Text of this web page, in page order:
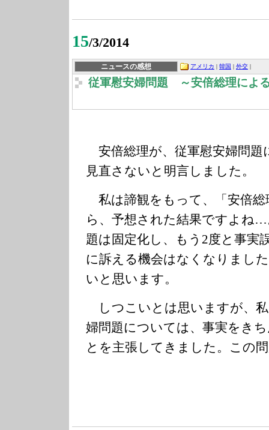
15/3/2014
ニュースの感想 アメリカ | 韓国 | 外交 |
従軍慰安婦問題 ～安倍総理によ
安倍総理が、従軍慰安婦問題
見直さないと明言しました。
私は諦観をもって、「安倍総
ら、予想された結果ですよね
題は固定化し、もう2度と事実
に訴える機会はなくなりまし
いと思います。
しつこいとは思いますが、
婦問題については、事実をき
とを主張してきました。この